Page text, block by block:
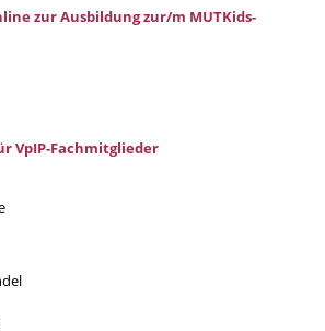
zur Ausbildung zur/m MUTKids-
VpIP-Fachmitglieder